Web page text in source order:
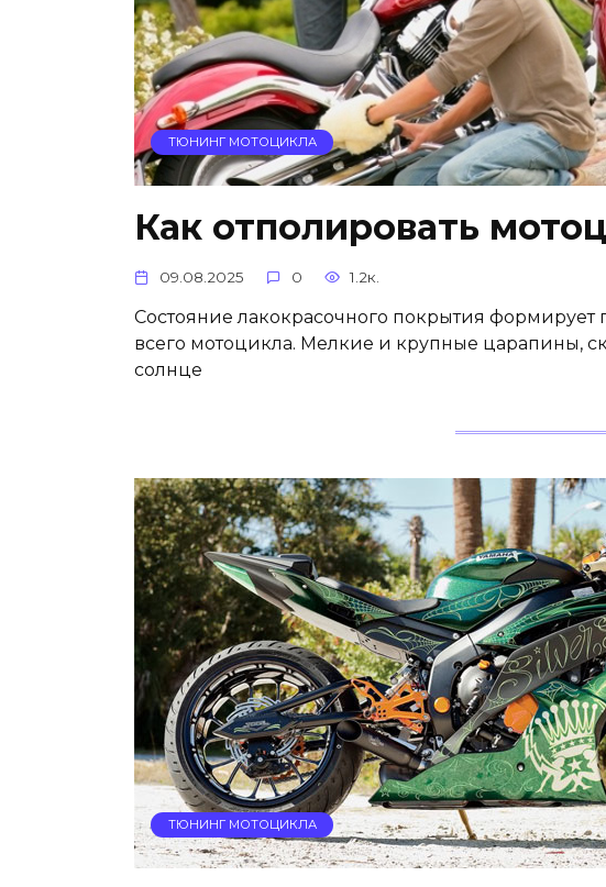
ТЮНИНГ МОТОЦИКЛА
Как отполировать
09.08.2025 0 1.2к.
Состояние лакокрасочного покрытия формирует
всего мотоцикла. Мелкие и крупные царапины,
солнце
ТЮНИНГ МОТОЦИКЛА